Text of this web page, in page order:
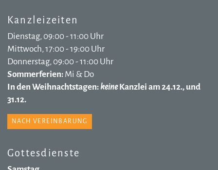
Kanzleizeiten
Dienstag, 09:00 - 11:00 Uhr
Mittwoch, 17:00 - 19:00 Uhr
Donnerstag, 09:00 - 11:00 Uhr
Sommerferien: Mi & Do
In den Weihnachtstagen: keineKanzlei am 24.12., und
31.12.
NACH VEREINBARUNG
Gottesdienste